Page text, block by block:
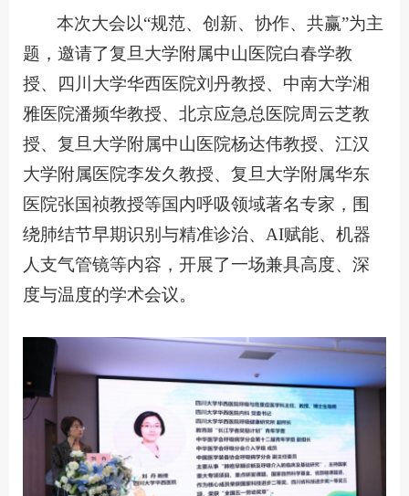
本次大会以“规范、创新、协作、共赢”为主
题，邀请了复旦大学附属中山医院白春学教
授、四川大学华西医院刘丹教授、中南大学湘
雅医院潘频华教授、北京应急总医院周云芝教
授、复旦大学附属中山医院杨达伟教授、江汉
大学附属医院李发久教授、复旦大学附属华东
医院张国祯教授等国内呼吸领域著名专家，围
绕肺结节早期识别与精准诊治、AI赋能、机器
人支气管镜等内容，开展了一场兼具高度、深
度与温度的学术会议。